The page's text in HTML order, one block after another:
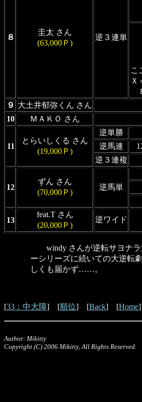
８
圭太 さん
(63,000Ｐ)
逆３連単
こ
Ｘ
９ 大土井郁弥くん さん
10
ＭＡＫＯ さん
11
とらいしくる さん
(19,000Ｐ)
逆単勝
逆馬連
逆３連複
12
ずん さん
(70,000Ｐ)
逆馬単
13
feat.T さん
(20,000Ｐ)
逆ワイド
windy さんが逆転サヨナラ
ーシリーズに続いての大逆転
しくも届かず……。
[33：中大障] [順位] [Back] [Home]
Author: Mikitty
Copyright (C) 2006 Mikitty, All Rights Reserved.